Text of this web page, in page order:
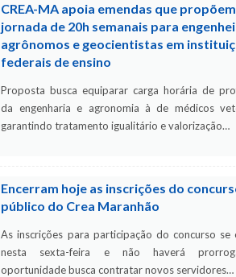
CREA-MA apoia emendas que propõem
jornada de 20h semanais para
agrônomos e geocientistas em
federais de ensino
Proposta busca equiparar carga horária de
da engenharia e agronomia à de médicos
garantindo tratamento igualitário e valorização…
Encerram hoje as inscrições do
público do Crea Maranhão
As inscrições para participação do concurso se
nesta sexta-feira e não haverá
oportunidade busca contratar novos servidores…